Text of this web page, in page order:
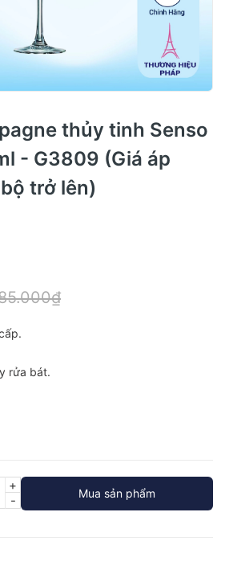
thủy tinh Senso
- G3809 (Giá áp
trở lên)
rửa bát.
-
+
Mua sản phẩm